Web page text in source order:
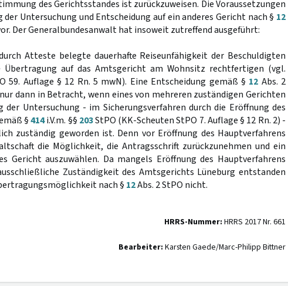
des Gerichtsstandes ist zurückzuweisen. Die Voraussetzungen
Untersuchung und Entscheidung auf ein anderes Gericht nach § 12
Der Generalbundesanwalt hat insoweit zutreffend ausgeführt:
Atteste belegte dauerhafte Reiseunfähigkeit der Beschuldigten
Übertragung auf das Amtsgericht am Wohnsitz rechtfertigen (vgl.
59. Auflage § 12 Rn. 5 mwN). Eine Entscheidung gemäß § 12 Abs. 2
dann in Betracht, wenn eines von mehreren zuständigen Gerichten
der Untersuchung - im Sicherungsverfahren durch die Eröffnung des
§414i.V.m. §§ 203StPO (KK-Scheuten StPO 7. Auflage § 12 Rn. 2) -
zuständig geworden ist. Denn vor Eröffnung des Hauptverfahrens
die Möglichkeit, die Antragsschrift zurückzunehmen und ein
Gericht auszuwählen. Da mangels Eröffnung des Hauptverfahrens
Zuständigkeit des Amtsgerichts Lüneburg entstanden
nach § 12Abs. 2 StPO nicht.
HRRS-Nummer: HRRS 2017 Nr. 661
Bearbeiter: Karsten Gaede/Marc-Philipp Bittner